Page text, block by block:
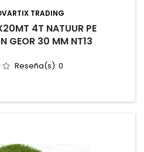
TRADING
4T NATUUR PE
GEOR 30 MM NT13
Reseña(s): 0